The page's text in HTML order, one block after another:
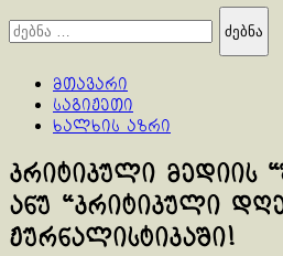
ძებნა:
მთავარი
საგიჟეთი
ხალხის აზრი
კრიტიკული მედიის
ანუ “კრიტიკული
ჟურნალისტიკაში!